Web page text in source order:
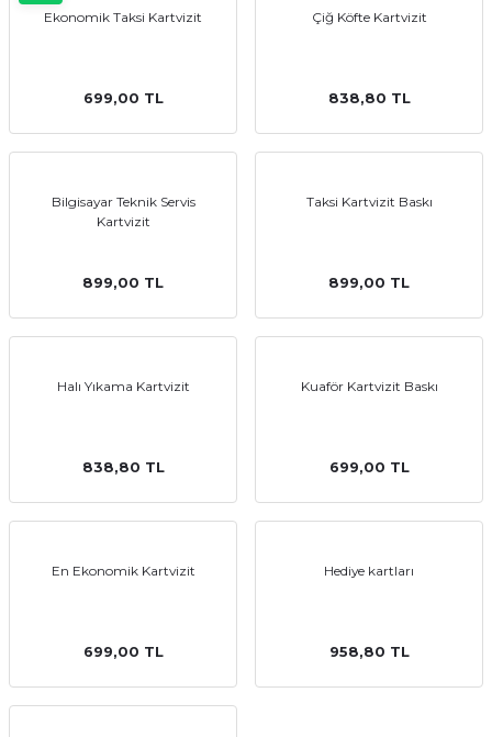
Ekonomik Taksi Kartvizit
699,00 TL
Çiğ Köfte Kartvizit
838,80 TL
Bilgisayar Teknik Servis
Kartvizit
899,00 TL
Taksi Kartvizit Baskı
899,00 TL
Halı Yıkama Kartvizit
838,80 TL
Kuaför Kartvizit Baskı
699,00 TL
En Ekonomik Kartvizit
699,00 TL
Hediye kartları
958,80 TL